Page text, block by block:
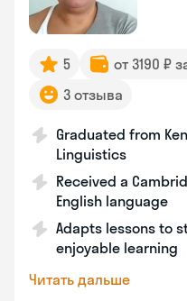
5 от 3190 ₽
3 отзыва
Graduated from
Linguistics
Received a
English language
Adapts lessons to
enjoyable learning
Читать дальше